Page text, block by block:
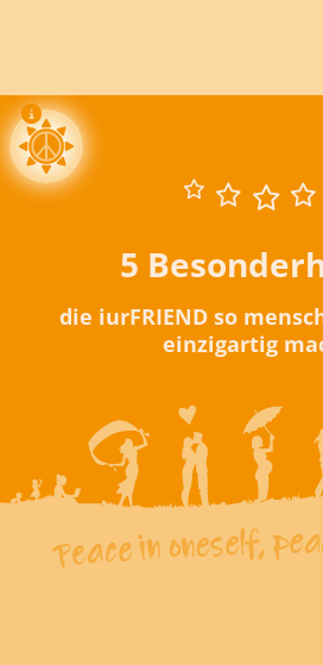
5
die iurFRIEND so
einzigartig